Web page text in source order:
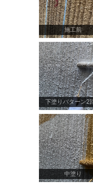
施工前
下塗りパターン2
中塗り